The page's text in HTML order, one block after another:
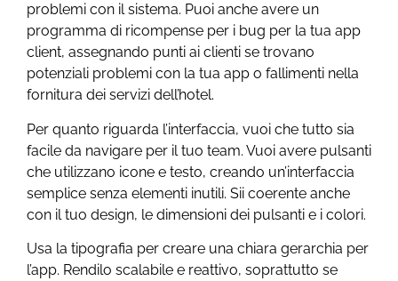
problemi con il sistema. Puoi anche avere un
programma di ricompense per i bug per la tua app
client, assegnando punti ai clienti se trovano
potenziali problemi con la tua app o fallimenti nella
fornitura dei servizi dell’hotel.
Per quanto riguarda l’interfaccia, vuoi che tutto sia
facile da navigare per il tuo team. Vuoi avere pulsanti
che utilizzano icone e testo, creando un’interfaccia
semplice senza elementi inutili. Sii coerente anche
con il tuo design, le dimensioni dei pulsanti e i colori.
Usa la tipografia per creare una chiara gerarchia per
l’app. Rendilo scalabile e reattivo, soprattutto se